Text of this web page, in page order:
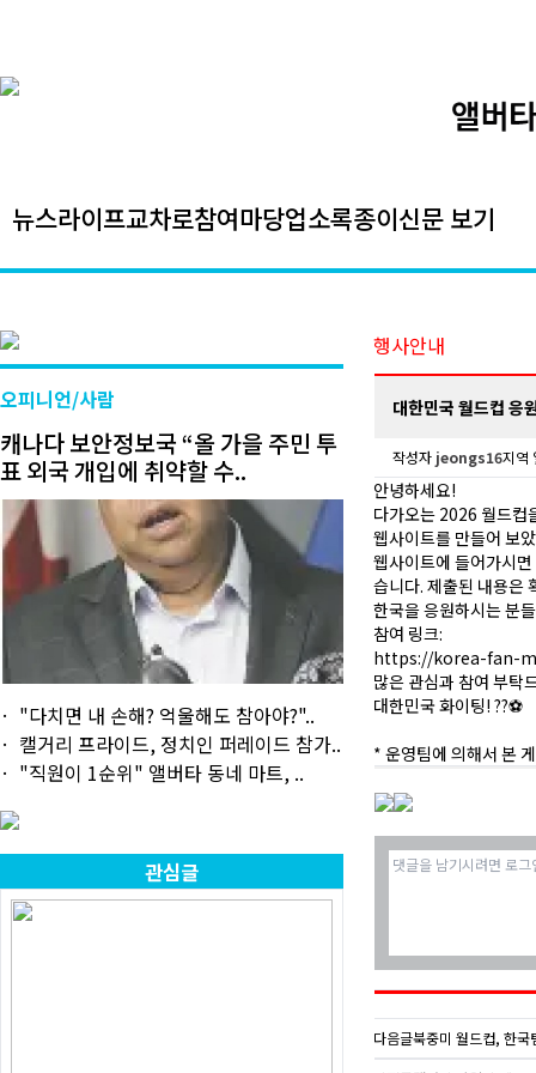
뉴스라이프교차로참여마당업소록종이신문 보기
오피니언/사람
캐나다 보안정보국 “올 가을 주민 투
표 외국 개입에 취약할 수..
"다치면 내 손해? 억울해도 참아야?"..
캘거리 프라이드, 정치인 퍼레이드 참가..
"직원이 1순위" 앨버타 동네 마트, ..
관심글
행사안내
대한민국 월드컵
작성자 jeongs16지역
안녕하세요!
다가오는 2026 월드컵
웹사이트를 만들어 보
웹사이트에 들어가시
습니다. 제출된 내용은
한국을 응원하시는 분
참여 링크:
https://korea-fan-
많은 관심과 참여 부탁
대한민국 화이팅! ??⚽
* 운영팀에 의해서 본
다음글북중미 월드컵, 한국